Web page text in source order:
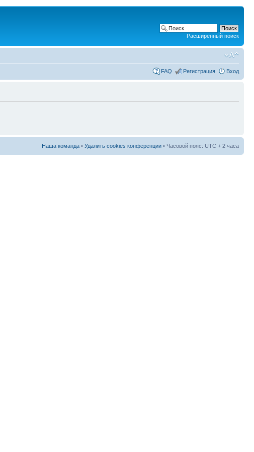
Расширенный поиск
FAQ Регистрация Вход
Наша команда • Удалить cookies конференции • Часовой пояс: UTC + 2 часа